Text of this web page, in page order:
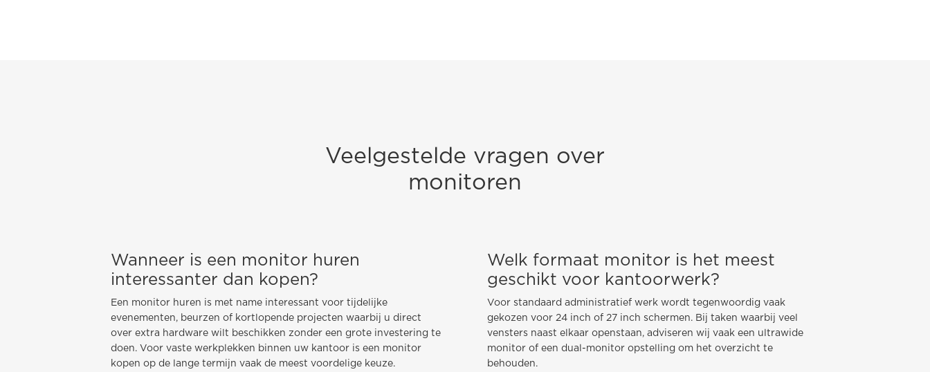
Veelgestelde vragen over
monitoren
Wanneer is een monitor huren
interessanter dan kopen?
Een monitor huren is met name interessant voor tijdelijke
evenementen, beurzen of kortlopende projecten waarbij u direct
over extra hardware wilt beschikken zonder een grote investering te
doen. Voor vaste werkplekken binnen uw kantoor is een monitor
kopen op de lange termijn vaak de meest voordelige keuze.
Welk formaat monitor is het meest
geschikt voor kantoorwerk?
Voor standaard administratief werk wordt tegenwoordig vaak
gekozen voor 24 inch of 27 inch schermen. Bij taken waarbij veel
vensters naast elkaar openstaan, adviseren wij vaak een ultrawide
monitor of een dual-monitor opstelling om het overzicht te
behouden.